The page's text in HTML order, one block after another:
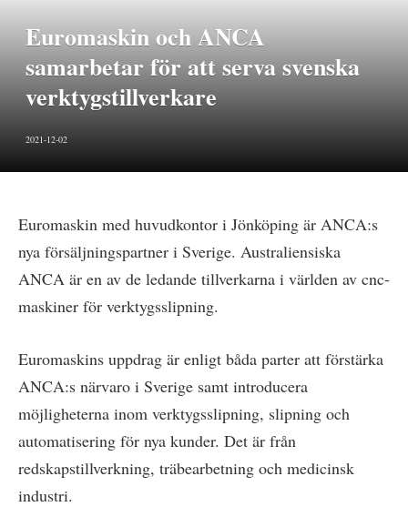
Euromaskin och ANCA
samarbetar för att serva svenska
verktygstillverkare
2021-12-02
Euromaskin med huvudkontor i Jönköping är ANCA:s
nya försäljningspartner i Sverige. Australiensiska
ANCA är en av de ledande tillverkarna i världen av cnc-
maskiner för verktygsslipning.
Euromaskins uppdrag är enligt båda parter att förstärka
ANCA:s närvaro i Sverige samt introducera
möjligheterna inom verktygsslipning, slipning och
automatisering för nya kunder. Det är från
redskapstillverkning, träbearbetning och medicinsk
industri.